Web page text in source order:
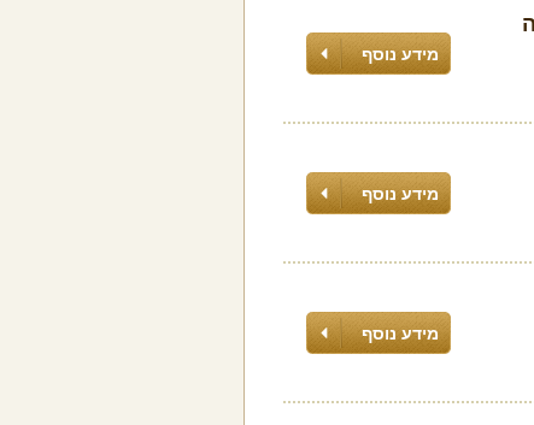
מידע נוסף
מידע נוסף
מידע נוסף